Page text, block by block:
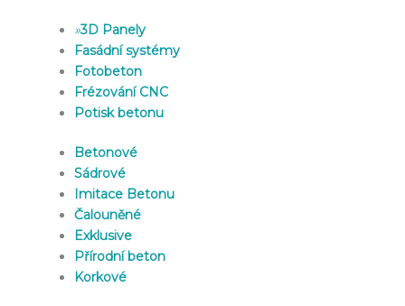
»3D Panely
Fasádní systémy
Fotobeton
Frézování CNC
Potisk betonu
Betonové
Sádrové
Imitace Betonu
Čalouněné
Exklusive
Přírodní beton
Korkové